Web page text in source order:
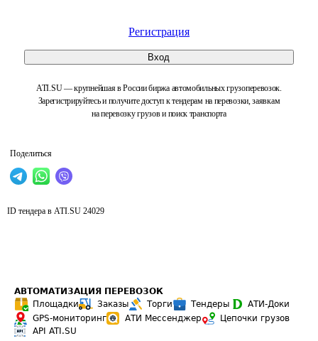
Регистрация
Вход
ATI.SU — крупнейшая в России биржа автомобильных грузоперевозок.
Зарегистрируйтесь и получите доступ к тендерам на перевозки, заявкам
на перевозку грузов и поиск транспорта
Поделиться
ID тендера в ATI.SU 24029
АВТОМАТИЗАЦИЯ ПЕРЕВОЗОК
Площадки
Заказы Торги Тендеры
АТИ-Доки
GPS-мониторинг
АТИ Мессенджер
Цепочки грузов
API ATI.SU